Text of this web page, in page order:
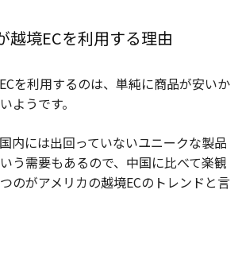
越境ECを利用する理由
を利用するのは、単純に商品が安いか
ようです。
内には出回っていないユニークな製品
う需要もあるので、中国に比べて楽観
のがアメリカの越境ECのトレンドと言